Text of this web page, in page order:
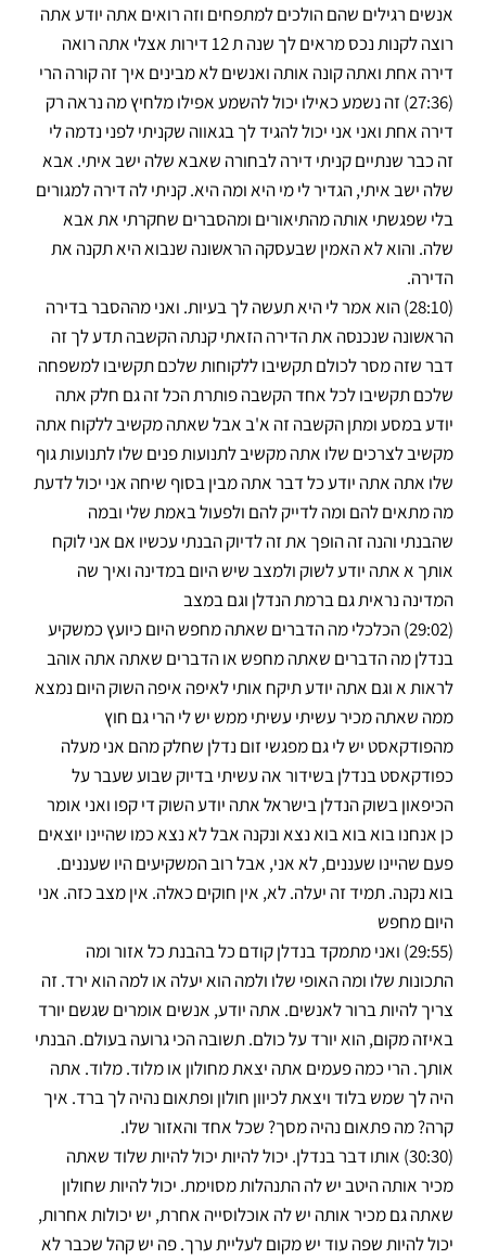
אנשים רגילים שהם הולכים למתפחים וזה רואים אתה יודע אתה
רוצה לקנות נכס מראים לך שנה ת 12 דירות אצלי אתה רואה
דירה אחת ואתה קונה אותה ואנשים לא מבינים איך זה קורה הרי
(27:36) זה נשמע כאילו יכול להשמע אפילו מלחיץ מה נראה רק
דירה אחת ואני אני יכול להגיד לך בגאווה שקניתי לפני נדמה לי
זה כבר שנתיים קניתי דירה לבחורה שאבא שלה ישב איתי. אבא
שלה ישב איתי, הגדיר לי מי היא ומה היא. קניתי לה דירה למגורים
בלי שפגשתי אותה מהתיאורים ומהסברים שחקרתי את אבא
שלה. והוא לא האמין שבעסקה הראשונה שנבוא היא תקנה את
הדירה.
(28:10) הוא אמר לי היא תעשה לך בעיות. ואני מההסבר בדירה
הראשונה שנכנסה את הדירה הזאתי קנתה הקשבה תדע לך זה
דבר שזה מסר לכולם תקשיבו ללקוחות שלכם תקשיבו למשפחה
שלכם תקשיבו לכל אחד הקשבה פותרת הכל זה גם חלק אתה
יודע במסע ומתן הקשבה זה א'ב אבל שאתה מקשיב ללקוח אתה
מקשיב לצרכים שלו אתה מקשיב לתנועות פנים שלו לתנועות גוף
שלו אתה אתה יודע כל דבר אתה מבין בסוף שיחה אני יכול לדעת
מה מתאים להם ומה לדייק להם ולפעול באמת שלי ובמה
שהבנתי והנה זה הופך את זה לדיוק הבנתי עכשיו אם אני לוקח
אותך א אתה יודע לשוק ולמצב שיש היום במדינה ואיך שה
המדינה נראית גם ברמת הנדלן וגם במצב
(29:02) הכלכלי מה הדברים שאתה מחפש היום כיועץ כמשקיע
בנדלן מה הדברים שאתה מחפש או הדברים שאתה אתה אוהב
לראות א וגם אתה יודע תיקח אותי לאיפה איפה השוק היום נמצא
ממה שאתה מכיר עשיתי עשיתי ממש יש לי הרי גם חוץ
מהפודקאסט יש לי גם מפגשי זום נדלן שחלק מהם אני מעלה
כפודקאסט בנדלן בשידור אה עשיתי בדיוק שבוע שעבר על
הכיפאון בשוק הנדלן בישראל אתה יודע השוק די קפו ואני אומר
כן אנחנו בוא בוא בוא נצא ונקנה אבל לא נצא כמו שהיינו יוצאים
פעם שהיינו שעננים, לא אני, אבל רוב המשקיעים היו שעננים.
בוא נקנה. תמיד זה יעלה. לא, אין חוקים כאלה. אין מצב כזה. אני
היום מחפש
(29:55) ואני מתמקד בנדלן קודם כל בהבנת כל אזור ומה
התכונות שלו ומה האופי שלו ולמה הוא יעלה או למה הוא ירד. זה
צריך להיות ברור לאנשים. אתה יודע, אנשים אומרים שגשם יורד
באיזה מקום, הוא יורד על כולם. תשובה הכי גרועה בעולם. הבנתי
אותך. הרי כמה פעמים אתה יצאת מחולון או מלוד. מלוד. אתה
היה לך שמש בלוד ויצאת לכיוון חולון ופתאום נהיה לך ברד. איך
קרה? מה פתאום נהיה מסך? שכל אחד והאזור שלו.
(30:30) אותו דבר בנדלן. יכול להיות יכול להיות שלוד שאתה
מכיר אותה היטב יש לה התנהלות מסוימת. יכול להיות שחולון
שאתה גם מכיר אותה יש לה אוכלוסייה אחרת, יש יכולות אחרות,
יכול להיות שפה עוד יש מקום לעליית ערך. פה יש קהל שכבר לא